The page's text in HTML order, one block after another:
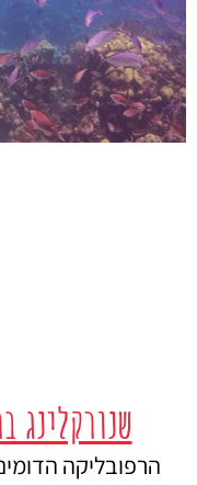
שנורקלינג
הרפובליקה